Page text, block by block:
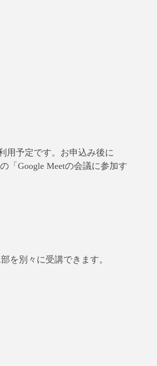
用予定です。お申込み後に
「Google Meetの会議に参加す
を別々に受講できます。